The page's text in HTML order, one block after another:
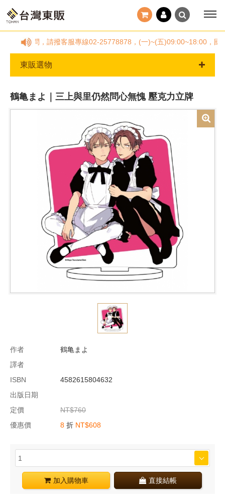
何疑問，請撥客服專線02-25778878，(一)~(五)09:00~18:00，國定
東販選物
鶴亀まよ｜三上與里仍然問心無愧 壓克力立牌
作者
鶴亀まよ
譯者
ISBN
4582615804632
出版日期
定價
NT$760
優惠價
8 折 NT$608
加入購物車 直接結帳